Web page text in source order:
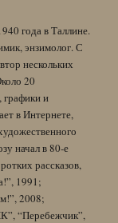
года в Таллине.
энзимолог. С
нескольких
20
графики и
в Интернете,
начал в 80-е
рассказов,
1991;
2008;
“Перебежчик”,